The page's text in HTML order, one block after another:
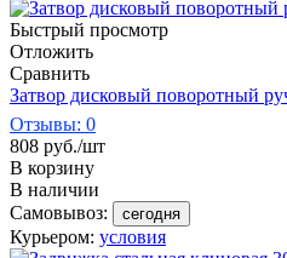
Быстрый просмотр
Отложить
Сравнить
Затвор дисковый поворотный
Отзывы: 0
808 руб./шт
В корзину
В наличии
Самовывоз:
сегодня
Курьером: условия